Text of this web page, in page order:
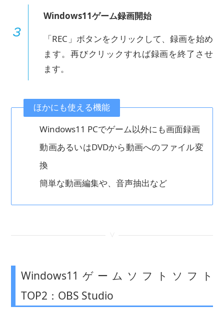
Windows11ゲーム録画開始
「REC」ボタンをクリックして、録画を始め
ます。再びクリックすれば録画を終了させ
ます。
ほかにも使える機能
Windows11 PCでゲーム以外にも画面録画
動画あるいはDVDから動画へのファイル変
換
簡単な動画編集や、音声抽出など
Windows11ゲームソフトソフト
TOP2：OBS Studio